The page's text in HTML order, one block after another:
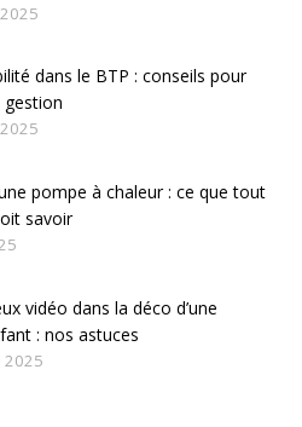
dans le BTP : conseils pour
gestion
pompe à chaleur : ce que tout
savoir
vidéo dans la déco d’une
: nos astuces
2025